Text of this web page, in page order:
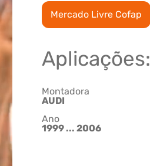
Mercado Livre Cofap
Aplicações:
Montadora
AUDI
Ano
1999 ... 2006